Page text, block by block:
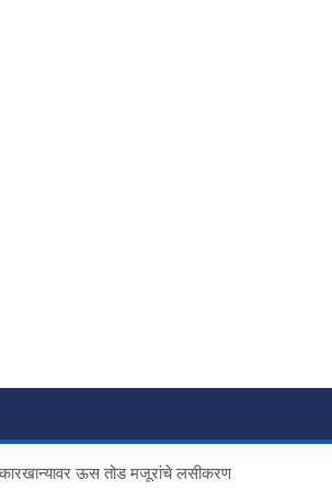
ऊस तोड मजूरांचे लसीकरण